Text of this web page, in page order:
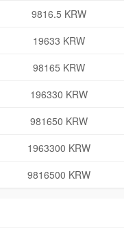
9816.5 KRW
19633 KRW
98165 KRW
196330 KRW
981650 KRW
1963300 KRW
9816500 KRW